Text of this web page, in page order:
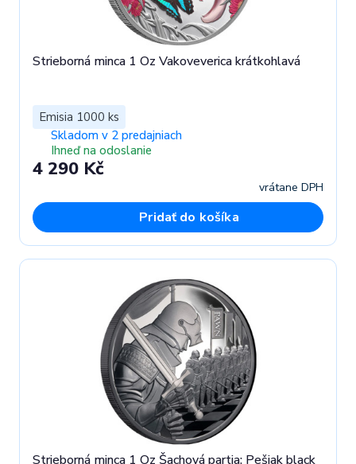
Strieborná minca 1 Oz Vakoveverica krátkohlavá
Emisia 1000 ks
Skladom v 2 predajniach
Ihneď na odoslanie
4 290 Kč
vrátane DPH
Pridať do košíka
Strieborná minca 1 Oz Šachová partia: Pešiak black